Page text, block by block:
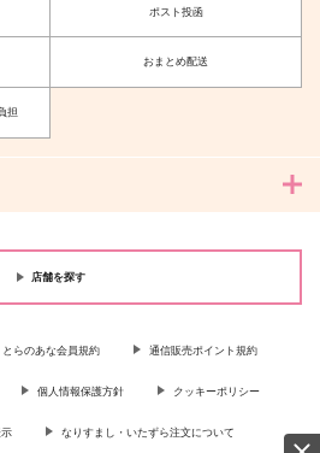
ポスト投函
おまとめ配送
担
店舗を探す
とらのあな会員規約 通信販売ポイント規約
個人情報保護方針 クッキーポリシー
なりすまし・いたずら注文について